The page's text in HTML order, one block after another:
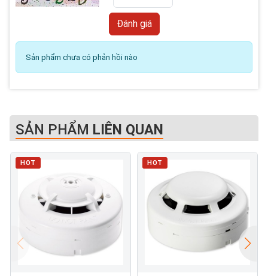
Sản phẩm chưa có phản hồi nào
SẢN PHẨM LIÊN QUAN
HOT HOT